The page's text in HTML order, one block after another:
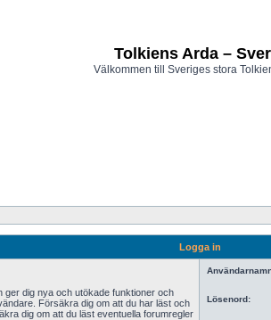
Tolkiens Arda –
Välkommen till Sveriges stora
Logga in
ger dig nya och utökade funktioner och
Försäkra dig om att du har läst och
dig om att du läst eventuella forumregler
Lösenord: